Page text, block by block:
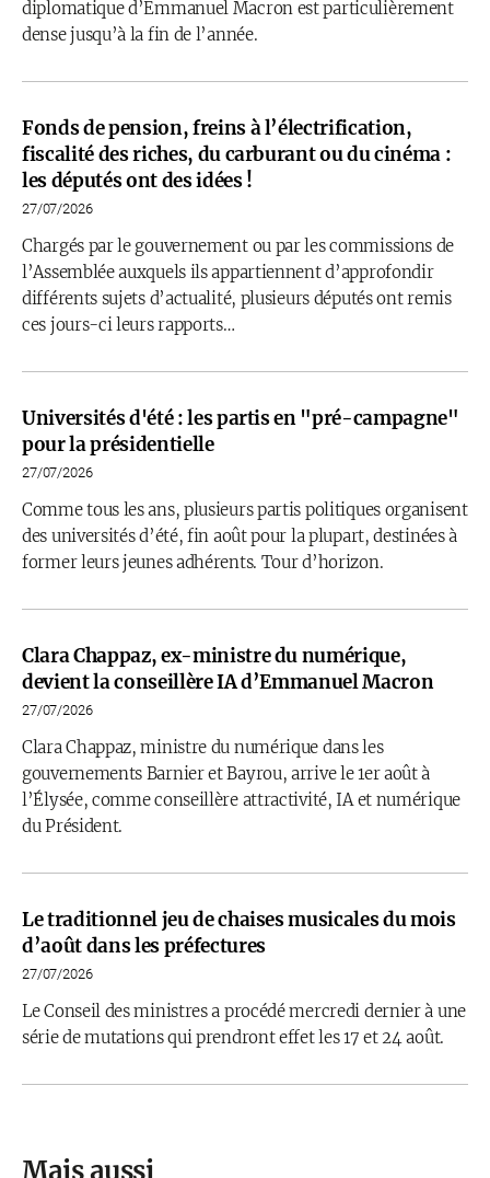
diplomatique d’Emmanuel Macron est particulièrement
dense jusqu’à la fin de l’année.
Fonds de pension, freins à l’électrification,
fiscalité des riches, du carburant ou du cinéma :
les députés ont des idées !
27/07/2026
Chargés par le gouvernement ou par les commissions de
l’Assemblée auxquels ils appartiennent d’approfondir
différents sujets d’actualité, plusieurs députés ont remis
ces jours-ci leurs rapports…
Universités d'été : les partis en "pré-campagne"
pour la présidentielle
27/07/2026
Comme tous les ans, plusieurs partis politiques organisent
des universités d’été, fin août pour la plupart, destinées à
former leurs jeunes adhérents. Tour d’horizon.
Clara Chappaz, ex-ministre du numérique,
devient la conseillère IA d’Emmanuel Macron
27/07/2026
Clara Chappaz, ministre du numérique dans les
gouvernements Barnier et Bayrou, arrive le 1er août à
l’Élysée, comme conseillère attractivité, IA et numérique
du Président.
Le traditionnel jeu de chaises musicales du mois
d’août dans les préfectures
27/07/2026
Le Conseil des ministres a procédé mercredi dernier à une
série de mutations qui prendront effet les 17 et 24 août.
Mais aussi